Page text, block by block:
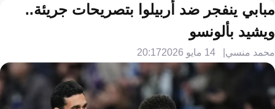
مبابي ينفجر ضد أربيلوا بتصريحات جريئة..
ويشيد بألونسو
محمد منسي 14 مايو 2026 20:17